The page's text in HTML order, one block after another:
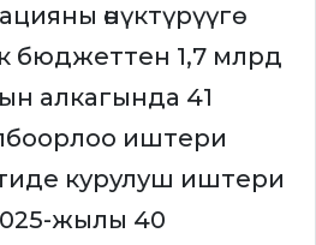
өнүктүрүүгө
бюджеттен 1,7 млрд
алкагында 41
иштери
курулуш иштери
жылы 40